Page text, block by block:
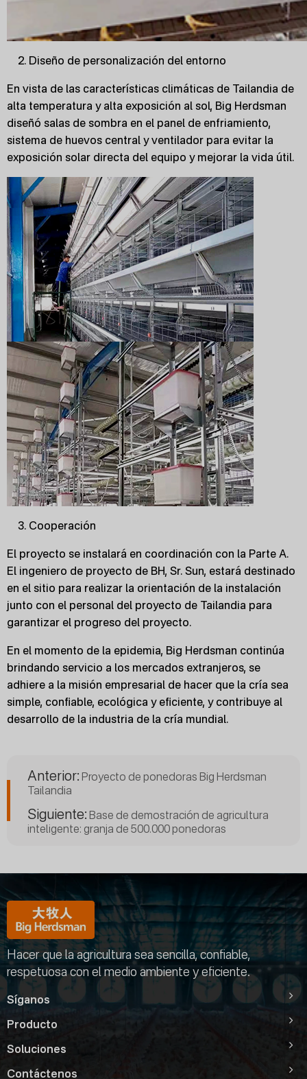
Diseño de personalización del entorno
En vista de las características climáticas de Tailandia de
alta temperatura y alta exposición al sol, Big Herdsman
diseñó salas de sombra en el panel de enfriamiento,
sistema de huevos central y ventilador para evitar la
exposición solar directa del equipo y mejorar la vida útil.
Cooperación
El proyecto se instalará en coordinación con la Parte A.
El ingeniero de proyecto de BH, Sr. Sun, estará destinado
en el sitio para realizar la orientación de la instalación
junto con el personal del proyecto de Tailandia para
garantizar el progreso del proyecto.
En el momento de la epidemia, Big Herdsman continúa
brindando servicio a los mercados extranjeros, se
adhiere a la misión empresarial de hacer que la cría sea
simple, confiable, ecológica y eficiente, y contribuye al
desarrollo de la industria de la cría mundial.
Anterior: Proyecto de ponedoras Big Herdsman
Tailandia
Siguiente: Base de demostración de agricultura
inteligente: granja de 500.000 ponedoras
Hacer que la agricultura sea sencilla, confiable,
respetuosa con el medio ambiente y eficiente.
Síganos
Producto
Soluciones
Contáctenos